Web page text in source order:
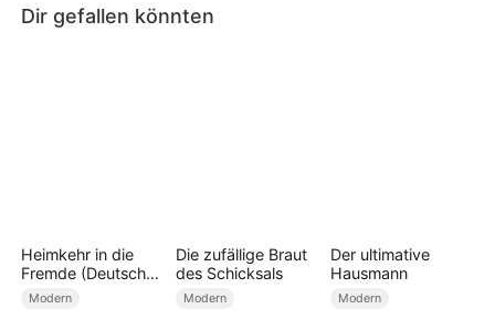
Dir gefallen könnten
Heimkehr in die
Fremde (Deutsch
Synchronisiert)
Modern
Die zufällige Braut
des Schicksals
Modern
Der ultimative
Hausmann
Modern